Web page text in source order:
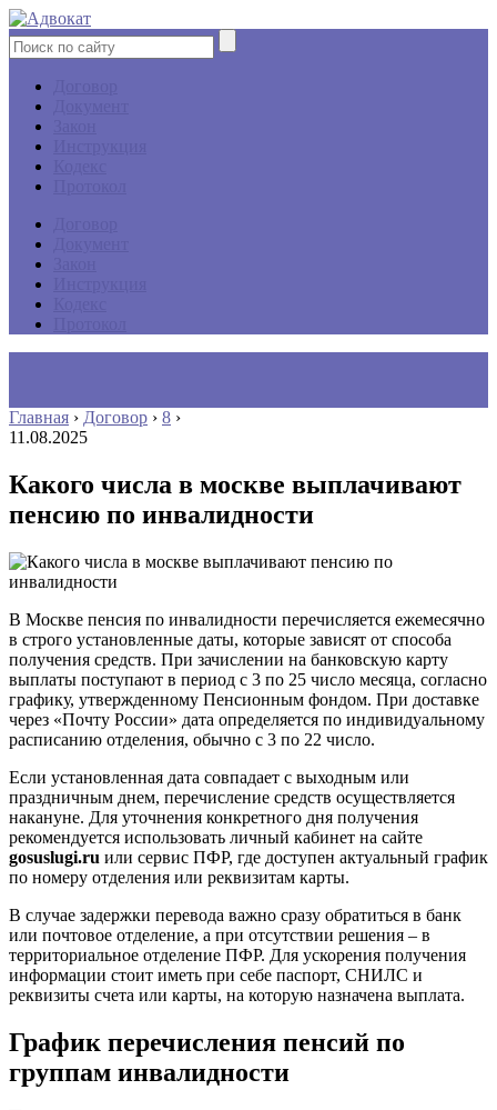
Главная › Договор › 8 ›
11.08.2025
Какого числа в москве выплачивают
пенсию по инвалидности
В Москве пенсия по инвалидности перечисляется ежемесячно
в строго установленные даты, которые зависят от способа
получения средств. При зачислении на банковскую карту
выплаты поступают в период с 3 по 25 число месяца, согласно
графику, утвержденному Пенсионным фондом. При доставке
через «Почту России» дата определяется по индивидуальному
расписанию отделения, обычно с 3 по 22 число.
Если установленная дата совпадает с выходным или
праздничным днем, перечисление средств осуществляется
накануне. Для уточнения конкретного дня получения
рекомендуется использовать личный кабинет на сайте
gosuslugi.ru или сервис ПФР, где доступен актуальный график
по номеру отделения или реквизитам карты.
В случае задержки перевода важно сразу обратиться в банк
или почтовое отделение, а при отсутствии решения – в
территориальное отделение ПФР. Для ускорения получения
информации стоит иметь при себе паспорт, СНИЛС и
реквизиты счета или карты, на которую назначена выплата.
График перечисления пенсий по
группам инвалидности